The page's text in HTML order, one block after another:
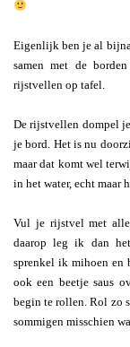
Eigenlijk ben je al
samen met de
rijstvellen op tafel.
De rijstvellen dompel
je bord. Het is nu
maar dat komt wel
in het water, echt maar
Vul je rijstvel met
daarop leg ik dan
sprenkel ik mihoen en
ook een beetje saus
begin te rollen. Rol zo
sommigen misschien